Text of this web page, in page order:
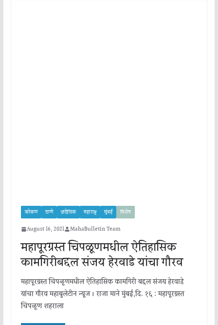
कोकण ठाणे प्रादेशिक महाराष्ट्र मुंबई विशेष
August 16, 2021 MahaBulletin Team
महापूरग्रस्त चिपळूणमधील ऐतिहासिक
कामगिरीबद्दल संजय हेरवाडे यांचा गौरव
महापूरग्रस्त चिपळूणमधील ऐतिहासिक कामगिरी बद्दल संजय हेरवाडे
यांचा गौरव महाबुलेटीन न्यूज । राजा माने मुंबई,दि. १६ : महापूरग्रस्त
चिपळूण शहराला